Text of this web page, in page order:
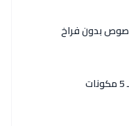
صوص بدون فراخ